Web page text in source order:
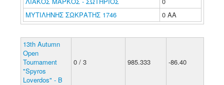
ΜΥΤΙΛΗΝΗΣ ΣΩΚΡΑΤΗΣ 1746
0 ΑΑ
13th Autumn
Open
Tournament
"Spyros
Loverdos" - B
0 / 3 985.333 -86.40